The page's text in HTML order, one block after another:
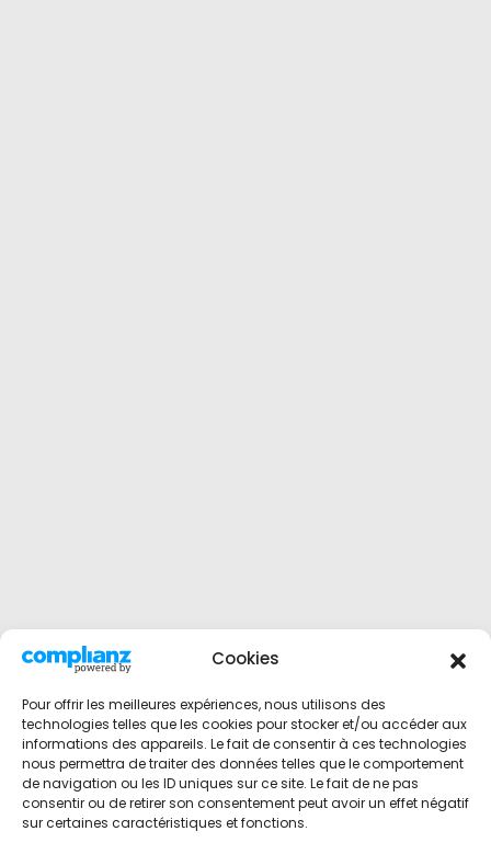
Cookies
Pour offrir les meilleures expériences, nous utilisons des
technologies telles que les cookies pour stocker et/ou accéder aux
informations des appareils. Le fait de consentir à ces technologies
nous permettra de traiter des données telles que le comportement
de navigation ou les ID uniques sur ce site. Le fait de ne pas
consentir ou de retirer son consentement peut avoir un effet négatif
sur certaines caractéristiques et fonctions.